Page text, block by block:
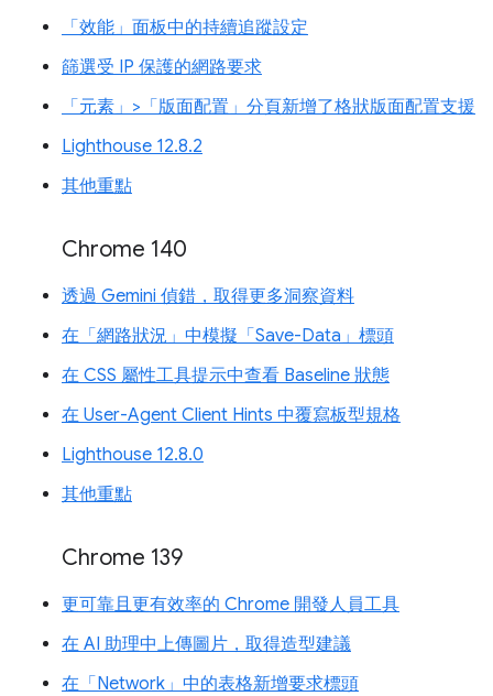
「效能」面板中的持續追蹤設定
篩選受 IP 保護的網路要求
「元素」>「版面配置」分頁新增了格狀版面配置支援
Lighthouse 12.8.2
其他重點
Chrome 140
透過 Gemini 偵錯，取得更多洞察資料
在「網路狀況」中模擬「Save-Data」標頭
在 CSS 屬性工具提示中查看 Baseline 狀態
在 User-Agent Client Hints 中覆寫板型規格
Lighthouse 12.8.0
其他重點
Chrome 139
更可靠且更有效率的 Chrome 開發人員工具
在 AI 助理中上傳圖片，取得造型建議
在「Network」中的表格新增要求標頭